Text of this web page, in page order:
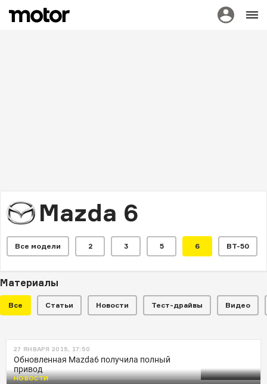
Mazda 6
Все модели 2 3 5 6 BT-50
Материалы
Все Статьи Новости Тест-драйвы Видео
Названы рублевые цены
обновленных Mazda6 и CX-5
27 ЯНВАРЯ 2015, 17:50
Обновленная Mazda6 получила полный
привод
НОВОСТИ